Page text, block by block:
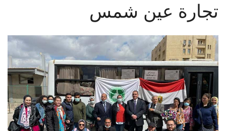
الأنظمة الذكية
الإعلام
تواصل معنا
الطلاب
تجارة عين شمس